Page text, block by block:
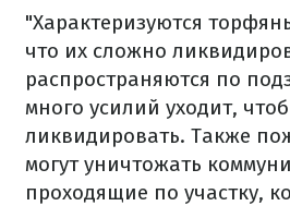
"Характеризуются
что их сложно
распространяются по
много усилий уходит,
ликвидировать. Также
могут уничтожать
проходящие по участку,